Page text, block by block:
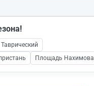
Площадь Нахимова